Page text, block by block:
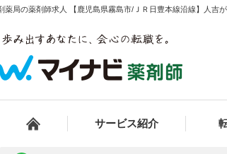
薬局の薬剤師求人 【鹿児島県霧島市/ＪＲ日豊本線沿線】人吉
サービス紹介